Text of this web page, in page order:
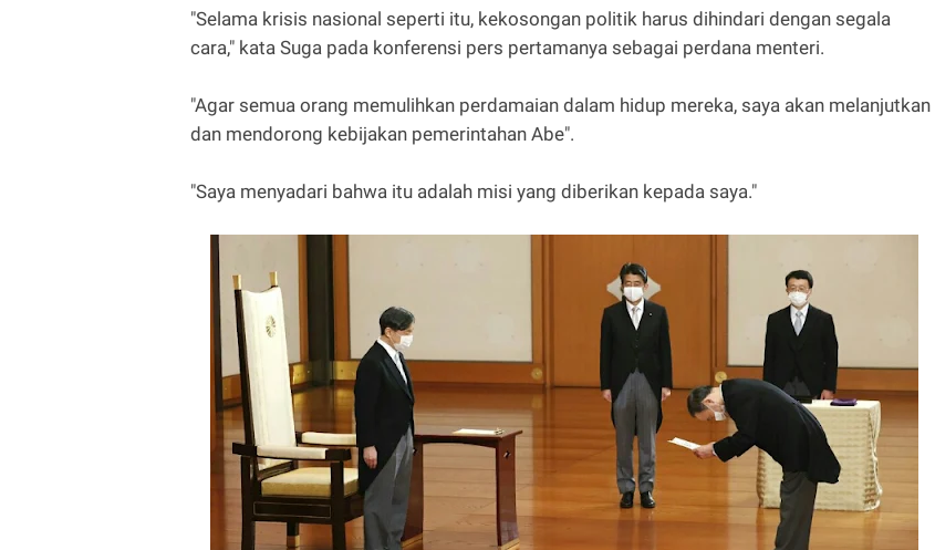
"Selama krisis nasional seperti itu, kekosongan politik harus dihindari dengan segala
cara," kata Suga pada konferensi pers pertamanya sebagai perdana menteri.
"Agar semua orang memulihkan perdamaian dalam hidup mereka, saya akan melanjutkan
dan mendorong kebijakan pemerintahan Abe".
"Saya menyadari bahwa itu adalah misi yang diberikan kepada saya."